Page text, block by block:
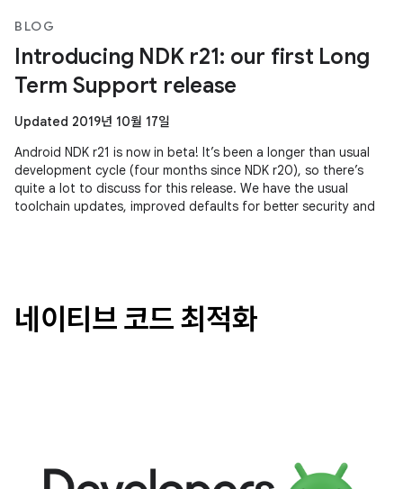
BLOG
Introducing NDK r21: our first Long
Term Support release
Updated 2019년 10월 17일
Android NDK r21 is now in beta! It’s been a longer than usual
development cycle (four months since NDK r20), so there’s
quite a lot to discuss for this release. We have the usual
toolchain updates, improved defaults for better security and
네이티브 코드 최적화